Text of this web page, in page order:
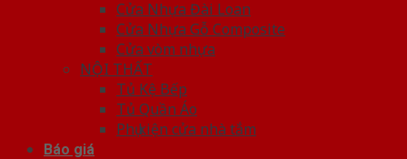
Cửa Nhựa Đài Loan
Cửa Nhựa Gỗ Composite
Cửa vòm nhựa
NỘI THẤT
Tủ Kệ Bếp
Tủ Quần Áo
Phụ kiện cửa nhà tắm
Báo giá